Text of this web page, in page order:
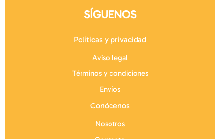
SÍGUENOS
Políticas y privacidad
Aviso legal
Términos y condiciones
Envíos
Conócenos
Nosotros